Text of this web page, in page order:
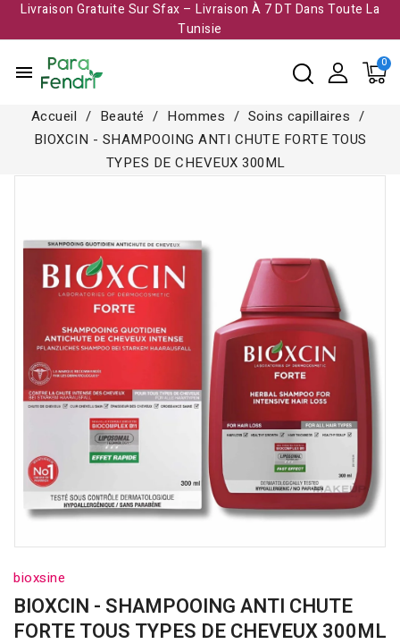
Livraison Gratuite Sur Sfax – Livraison À 7 DT Dans Toute La
Tunisie​
menu
Accueil Beauté Hommes
Soins capillaires
BIOXCIN - SHAMPOOING ANTI CHUTE FORTE TOUS
TYPES DE CHEVEUX 300ML
bioxsine
BIOXCIN - SHAMPOOING ANTI CHUTE
FORTE TOUS TYPES DE CHEVEUX 300ML